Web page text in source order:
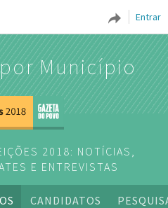
Entrar
Município
2018: NOTÍCIAS,
E ENTREVISTAS
CANDIDATOS